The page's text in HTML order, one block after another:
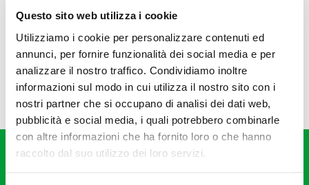
Questo sito web utilizza i cookie
Utilizziamo i cookie per personalizzare contenuti ed
annunci, per fornire funzionalità dei social media e per
analizzare il nostro traffico. Condividiamo inoltre
informazioni sul modo in cui utilizza il nostro sito con i
nostri partner che si occupano di analisi dei dati web,
pubblicità e social media, i quali potrebbero combinarle
con altre informazioni che ha fornito loro o che hanno
raccolto dal suo utilizzo dei loro servizi.